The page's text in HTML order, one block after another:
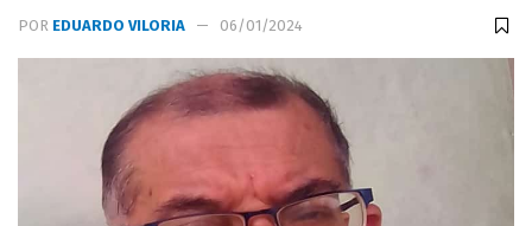
POR EDUARDO VILORIA 06/01/2024